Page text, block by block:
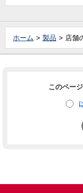
ホーム 製品 店舗
このペー